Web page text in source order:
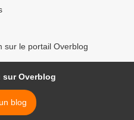
sur le portail Overblog
sur Overblog
blog